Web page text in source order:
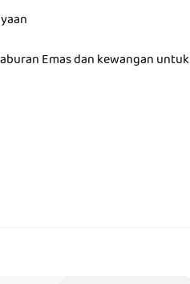
Emas dan kewangan untuk